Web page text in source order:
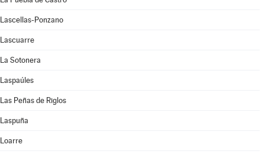
Lascellas-Ponzano
Lascuarre
La Sotonera
Laspaúles
Las Peñas de Riglos
Laspuña
Loarre